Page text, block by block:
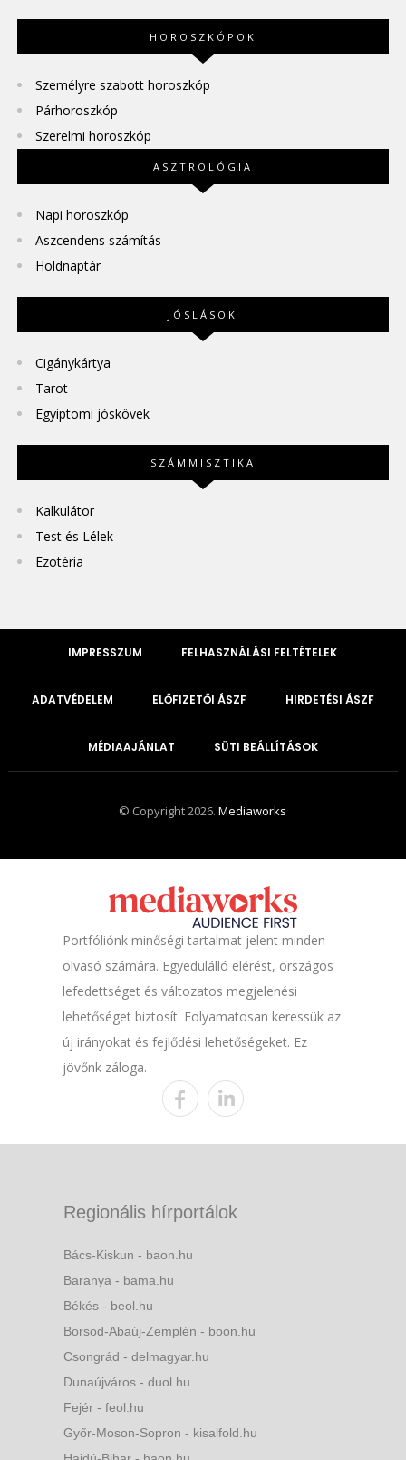
HOROSZKÓPOK
Személyre szabott horoszkóp
Párhoroszkóp
Szerelmi horoszkóp
ASZTROLÓGIA
Napi horoszkóp
Aszcendens számítás
Holdnaptár
JÓSLÁSOK
Cigánykártya
Tarot
Egyiptomi jóskövek
SZÁMMISZTIKA
Kalkulátor
Test és Lélek
Ezotéria
IMPRESSZUM FELHASZNÁLÁSI FELTÉTELEK
ADATVÉDELEM ELŐFIZETŐI ÁSZF HIRDETÉSI ÁSZF
MÉDIAAJÁNLAT SÜTI BEÁLLÍTÁSOK
© Copyright 2026.Mediaworks
Portfóliónk minőségi tartalmat jelent minden
olvasó számára. Egyedülálló elérést, országos
lefedettséget és változatos megjelenési
lehetőséget biztosít. Folyamatosan keressük az
új irányokat és fejlődési lehetőségeket. Ez
jövőnk záloga.
Regionális hírportálok
Bács-Kiskun - baon.hu
Baranya - bama.hu
Békés - beol.hu
Borsod-Abaúj-Zemplén - boon.hu
Csongrád - delmagyar.hu
Dunaújváros - duol.hu
Fejér - feol.hu
Győr-Moson-Sopron - kisalfold.hu